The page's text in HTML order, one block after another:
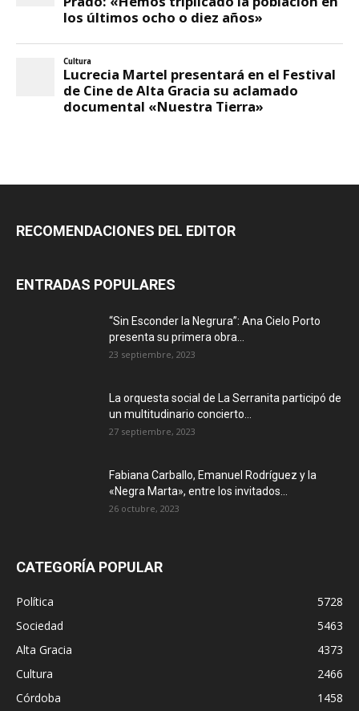
RECOMENDACIONES DEL EDITOR
ENTRADAS POPULARES
“Sin Esconder la Negrura”: Ana Cielo Porto
presenta su primera obra...
23 septiembre, 2023
La orquesta social de La Serranita participó de
un multitudinario concierto...
27 septiembre, 2023
Fabiana Carballo, Emanuel Rodríguez y la
«Negra Marta», entre los invitados...
26 octubre, 2023
CATEGORÍA POPULAR
Política
5728
Sociedad
5463
Alta Gracia
4373
Cultura
2466
Córdoba
1458